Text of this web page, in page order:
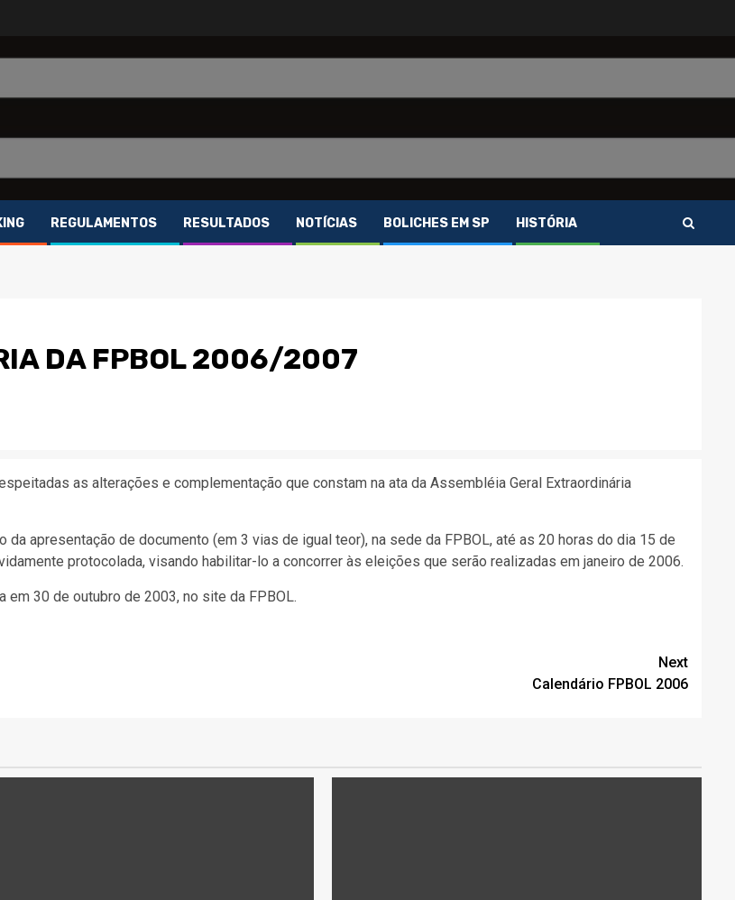
REGULAMENTOS RESULTADOS NOTÍCIAS BOLICHES EM SP HISTÓRIA
DA FPBOL 2006/2007
as alterações e complementação que constam na ata da Assembléia Geral Extraordinária
apresentação de documento (em 3 vias de igual teor), na sede da FPBOL, até as 20 horas do dia 15 de
protocolada, visando habilitar-lo a concorrer às eleições que serão realizadas em janeiro de 2006.
em 30 de outubro de 2003, no site da FPBOL.
Next
Calendário FPBOL 2006